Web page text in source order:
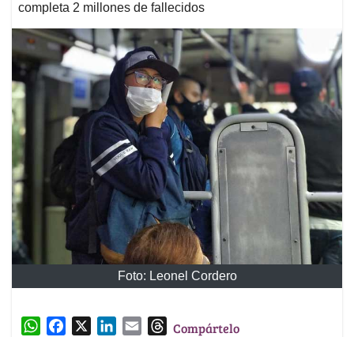
completa 2 millones de fallecidos
Foto: Leonel Cordero
W
TCompártelo